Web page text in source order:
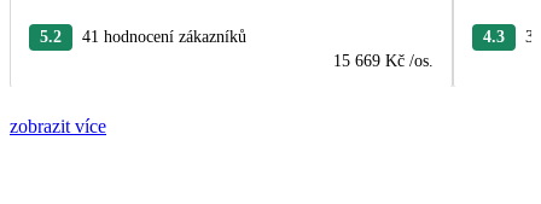
5.2
41 hodnocení zákazníků
15 669 Kč /os.
4.3 3
zobrazit více